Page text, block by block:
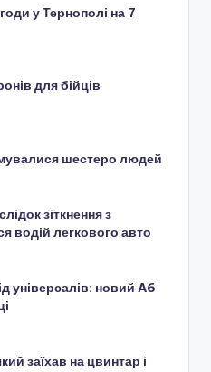
у Тернополі на 7
для бійців
шестеро людей
зіткнення з
водій легкового авто
універсалів: новий A6
заїхав на цвинтар і